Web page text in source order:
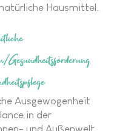
Hausmittel.
Ausgewogenheit
in der